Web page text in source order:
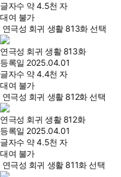
글자수 약 4.5천 자
대여 불가
연극성 회귀 생활 813화 선택
연극성 회귀 생활 813화
등록일 2025.04.01
글자수 약 4.4천 자
대여 불가
연극성 회귀 생활 812화 선택
연극성 회귀 생활 812화
등록일 2025.04.01
글자수 약 4.5천 자
대여 불가
연극성 회귀 생활 811화 선택